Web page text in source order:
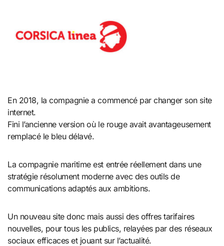
En 2018, la compagnie a commencé par changer son site
internet.
Fini l’ancienne version où le rouge avait avantageusement
remplacé le bleu délavé.
La compagnie maritime est entrée réellement dans une
stratégie résolument moderne avec des outils de
communications adaptés aux ambitions.
Un nouveau site donc mais aussi des offres tarifaires
nouvelles, pour tous les publics, relayées par des réseaux
sociaux efficaces et jouant sur l’actualité.